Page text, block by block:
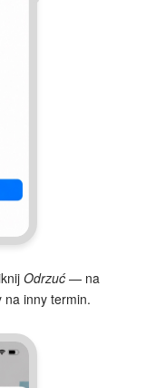
Odrzuć — na
na inny termin.